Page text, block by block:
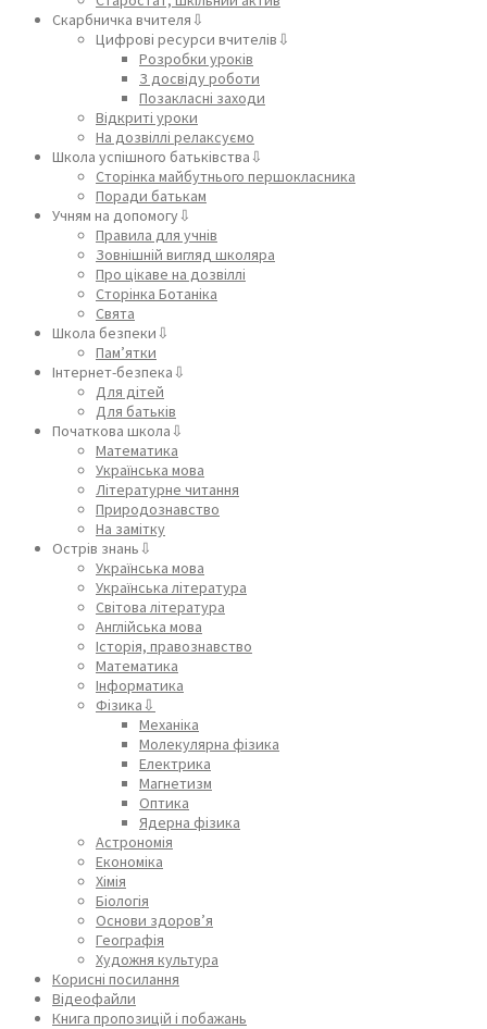
Скарбничка вчителя⇩
Цифрові ресурси вчителів⇩
Розробки уроків
З досвіду роботи
Позакласні заходи
Відкриті уроки
На дозвіллі релаксуємо
Школа успішного батьківства⇩
Сторінка майбутнього першокласника
Поради батькам
Учням на допомогу⇩
Правила для учнів
Зовнішній вигляд школяра
Про цікаве на дозвіллі
Сторінка Ботаніка
Свята
Школа безпеки⇩
Пам’ятки
Інтернет-безпека⇩
Для дітей
Для батьків
Початкова школа⇩
Математика
Українська мова
Літературне читання
Природознавство
На замітку
Острів знань⇩
Українська мова
Українська література
Світова література
Англійська мова
Історія, правознавство
Математика
Інформатика
Фізика⇩
Механіка
Молекулярна фізика
Електрика
Магнетизм
Оптика
Ядерна фізика
Астрономія
Економіка
Хімія
Біологія
Основи здоров’я
Географія
Художня культура
Корисні посилання
Відеофайли
Книга пропозицій і побажань